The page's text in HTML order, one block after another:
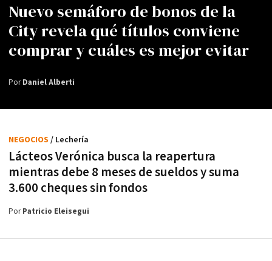
Nuevo semáforo de bonos de la
City revela qué títulos conviene
comprar y cuáles es mejor evitar
PorDaniel Alberti
Lácteos Verónica busca la reapertura
mientras debe 8 meses de sueldos y suma
3.600 cheques sin fondos
NEGOCIOS / Lechería
PorPatricio Eleisegui